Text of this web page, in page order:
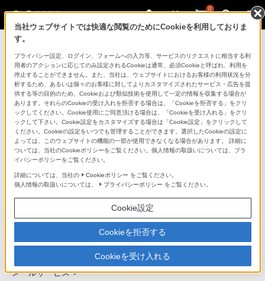
0
ソニーストアのご利用ガイド
ご利用ガイドでは、ソニーストアのご利用方法・サービ
スに関しまとめてご案内しております。
ご利用の前に
ソニーストア 店舗のご案内
ソニーショップ（ソニーストア取次店）のご案内
ソニーストアの特典・サービス
（長期保証、下取サービス、設置・設定サービスなど）
定期クーポンのプレゼントについて
メールサービス
当社ウェブサイトでは快適な閲覧のためにCookieを利用しておりま
す。
プライバシー設定、ログイン、フォームへの入力等、サービスのリクエストに相当する利
用者のアクションに応じてのみ設定されるCookieは通常、必須Cookieと呼ばれ、利用を
停止することができません。また、当社は、ウェブサイトにおけるお客様の利用状況を分
析するため、あるいは個々のお客様に対してよりカスタマイズされたサービス・広告を提
供する等の目的のため、Cookieおよび類似技術を使用して一定の情報を収集する場合が
あります。それらのCookieの受け入れを拒否する場合は、「Cookieを拒否する」をクリ
ックしてください。Cookie使用にご同意頂ける場合は、「Cookieを受け入れる」をクリ
ックして下さい。Cookie設定をカスタマイズする場合は「Cookie設定」をクリックして
ください。Cookieの設定をいつでも管理することができます。選択したCookieの設定に
よっては、このウェブサイトの機能の一部が使用できなくなる場合があります。 詳細に
ついては、当社のCookieポリシーをご覧ください。個人情報の取扱いについては、プラ
イバシーポリシーをご覧ください。
詳細については、当社の Cookieポリシー をご覧ください。
個人情報の取扱いについては、
プライバシーポリシー をご覧ください。
Cookie設定
Cookieを拒否する
Cookieを受け入れる